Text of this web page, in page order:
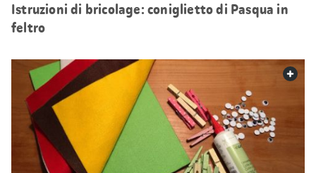
Istruzioni di bricolage: coniglietto di Pasqua in
feltro